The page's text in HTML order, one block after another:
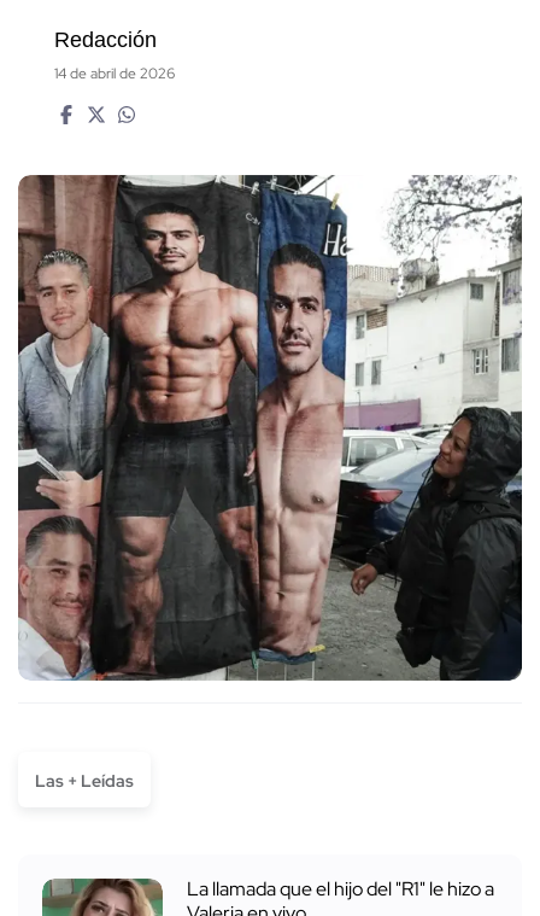
Redacción
14 de abril de 2026
Las + Leídas
La llamada que el hijo del "R1" le hizo a